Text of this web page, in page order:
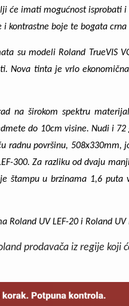
će imati mogućnost isprobati i
kontrastne boje te bogata crna
su modeliRoland TrueVIS
Nova tinta je vrlo
na širokom spektru
do 10cm visine. Nudi i
radnu površinu, 508x330mm,
300.Za razliku od dvaju
štampu u brzinama 1,6
Roland UV LEF-20iRoland UV
prodavača iz regije koji